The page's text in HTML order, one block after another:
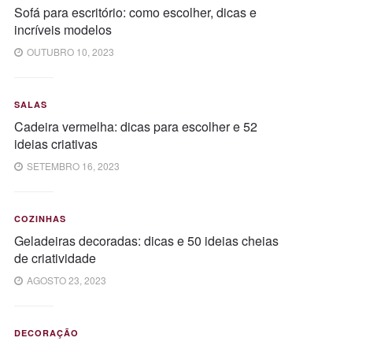
Sofá para escritório: como escolher, dicas e
incríveis modelos
OUTUBRO 10, 2023
SALAS
Cadeira vermelha: dicas para escolher e 52
ideias criativas
SETEMBRO 16, 2023
COZINHAS
Geladeiras decoradas: dicas e 50 ideias cheias
de criatividade
AGOSTO 23, 2023
DECORAÇÃO